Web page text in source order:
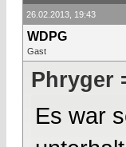
26.02.2013, 19:43
WDPG
Gast
Phryger
Es war